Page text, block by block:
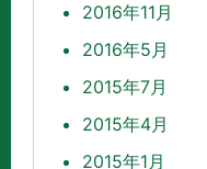
2016年11月
2016年5月
2015年7月
2015年4月
2015年1月